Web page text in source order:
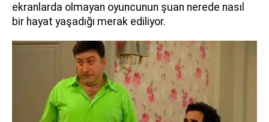
ekranlarda olmayan oyuncunun şuan nerede nasıl
bir hayat yaşadığı merak ediliyor.